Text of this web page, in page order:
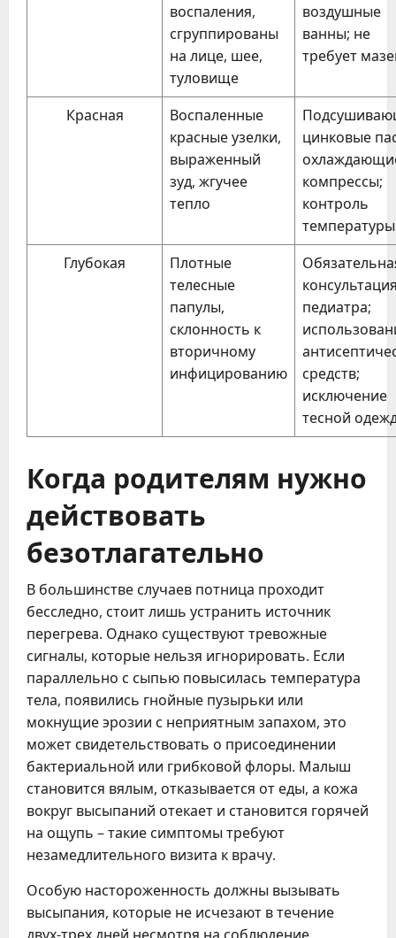
воспаления,
сгруппированы
на лице, шее,
туловище
воздушные
ванны; не
требует
Красная
Воспаленные
красные узелки,
выраженный
зуд, жгучее
тепло
цинковые
компрессы;
контроль
температуры
Глубокая
Плотные
телесные
папулы,
склонность к
вторичному
инфицированию
педиатра;
средств;
исключение
тесной
Когда родителям нужно
действовать
безотлагательно
В большинстве случаев потница проходит
бесследно, стоит лишь устранить источник
перегрева. Однако существуют тревожные
сигналы, которые нельзя игнорировать. Если
параллельно с сыпью повысилась температура
тела, появились гнойные пузырьки или
мокнущие эрозии с неприятным запахом, это
может свидетельствовать о присоединении
бактериальной или грибковой флоры. Малыш
становится вялым, отказывается от еды, а кожа
вокруг высыпаний отекает и становится горячей
на ощупь – такие симптомы требуют
незамедлительного визита к врачу.
Особую настороженность должны вызывать
высыпания, которые не исчезают в течение
двух-трех дней несмотря на соблюдение